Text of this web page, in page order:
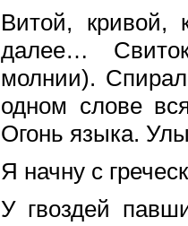
Витой, кривой,
далее…
молнии).
одном слове
Огонь языка.
Я начну с
У гвоздей